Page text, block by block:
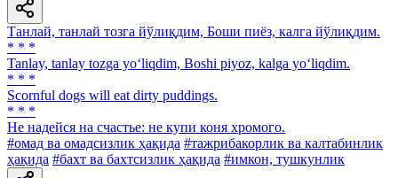
Танлай, танлай тозга йўлиқдим, Боши пиёз, калга йўлиқдим.
* * *
Tanlay, tanlay tozga yo‘liqdim, Boshi piyoz, kalga yo‘liqdim.
* * *
Scornful dogs will eat dirty puddings.
* * *
Не надейся на счастье: не купи коня хромого.
#омад ва омадсизлик ҳақида #тажрибакорлик ва калтабинлик
ҳақида #бахт ва бахтсизлик ҳақида #имкон, тушкунлик